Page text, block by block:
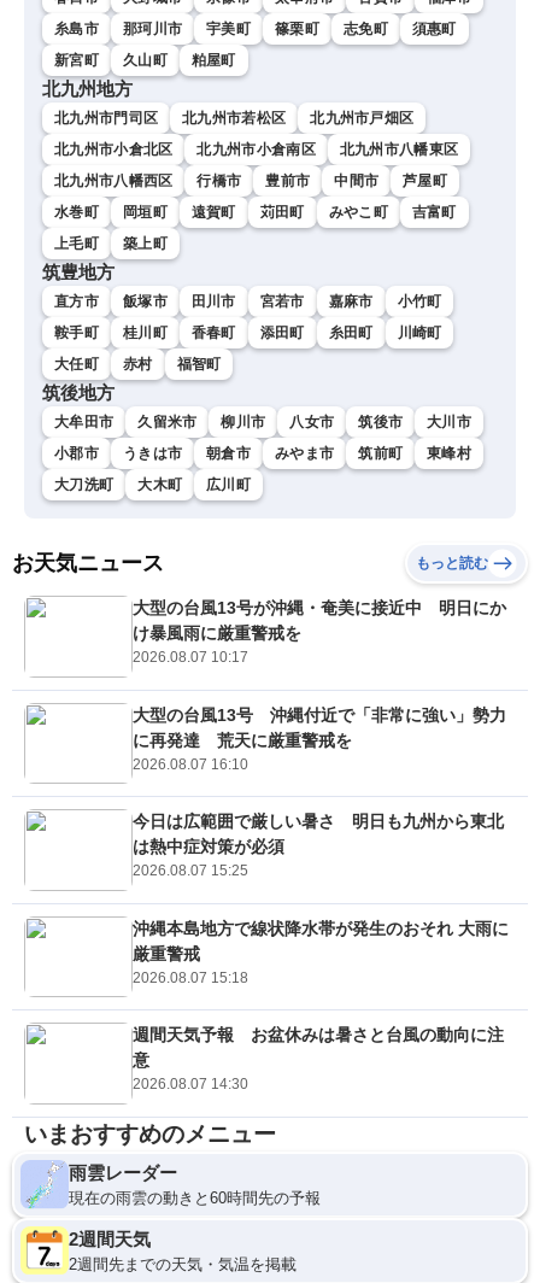
糸島市
那珂川市 宇美町 篠栗町 志免町
須惠町
新宮町
久山町 粕屋町
北九州地方
北九州市門司区 北九州市若松区
北九州市戸畑区
北九州市小倉北区
北九州市小倉南区
北九州市八幡東区
北九州市八幡西区
行橋市 豊前市 中間市
芦屋町
水巻町
岡垣町 遠賀町 苅田町 みやこ町
吉富町
上毛町
築上町
筑豊地方
直方市 飯塚市 田川市 宮若市 嘉麻市
小竹町
鞍手町
桂川町 香春町 添田町 糸田町
川崎町
大任町
赤村 福智町
筑後地方
大牟田市 久留米市 柳川市 八女市 筑後市
大川市
小郡市
うきは市 朝倉市 みやま市 筑前町
東峰村
大刀洗町
大木町 広川町
お天気ニュース もっと読む
大型の台風13号が沖縄・奄美に接近中 明日にか
け暴風雨に厳重警戒を
2026.08.07 10:17
大型の台風13号 沖縄付近で「非常に強い」勢力
に再発達 荒天に厳重警戒を
2026.08.07 16:10
今日は広範囲で厳しい暑さ 明日も九州から東北
は熱中症対策が必須
2026.08.07 15:25
沖縄本島地方で線状降水帯が発生のおそれ 大雨に
厳重警戒
2026.08.07 15:18
週間天気予報 お盆休みは暑さと台風の動向に注
意
2026.08.07 14:30
いまおすすめのメニュー
雨雲レーダー
現在の雨雲の動きと60時間先の予報
2週間天気
2週間先までの天気・気温を掲載